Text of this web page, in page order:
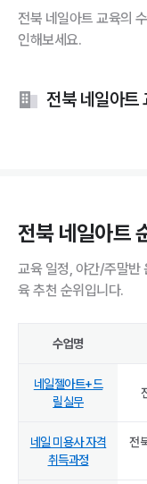
전북 네일아트 교육의
인해보세요.
전북 네일아트
전북 네일아트
교육 일정, 야간/주말반
육 추천 순위입니다.
수업명
네일젤아트+드
릴실무
네일 미용사 자격
취득과정
전